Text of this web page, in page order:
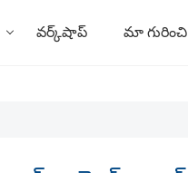
వర్క్‌షాప్ మా గురించి